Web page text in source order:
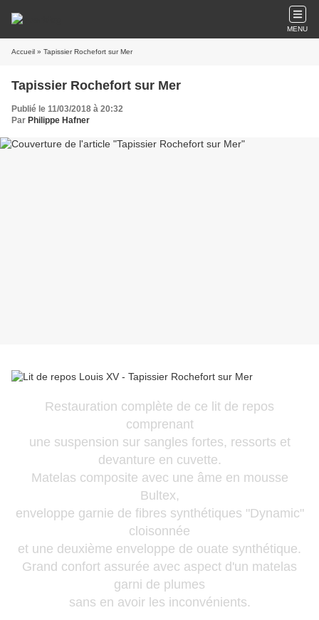
MENU
Accueil » Tapissier Rochefort sur Mer
Tapissier Rochefort sur Mer
Publié le 11/03/2018 à 20:32
Par Philippe Hafner
Restauration complète de ce lit de repos
comprenant
une suspension sur sangles fortes, ressorts et
devanture en cuvette.
Matelas composite avec une âme en mousse
Bultex,
enveloppe garnie de fibres synthétiques "Dynamic"
cloisonnée
et une deuxième enveloppe de ouate synthétique.
Grand confort assurée avec aspect d'un matelas
garni de plumes
sans en avoir les inconvénients.